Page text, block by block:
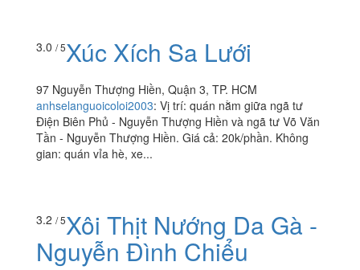
3.0 / 5Xúc Xích Sa Lưới
97 Nguyễn Thượng Hiền, Quận 3, TP. HCM
anhselanguoicoloi2003: Vị trí: quán nằm giữa ngã tư
Điện Biên Phủ - Nguyễn Thượng Hiền và ngã tư Võ Văn
Tần - Nguyễn Thượng Hiền. Giá cả: 20k/phần. Không
gian: quán vỉa hè, xe...
3.2 / 5Xôi Thịt Nướng Da Gà -
Nguyễn Đình Chiểu